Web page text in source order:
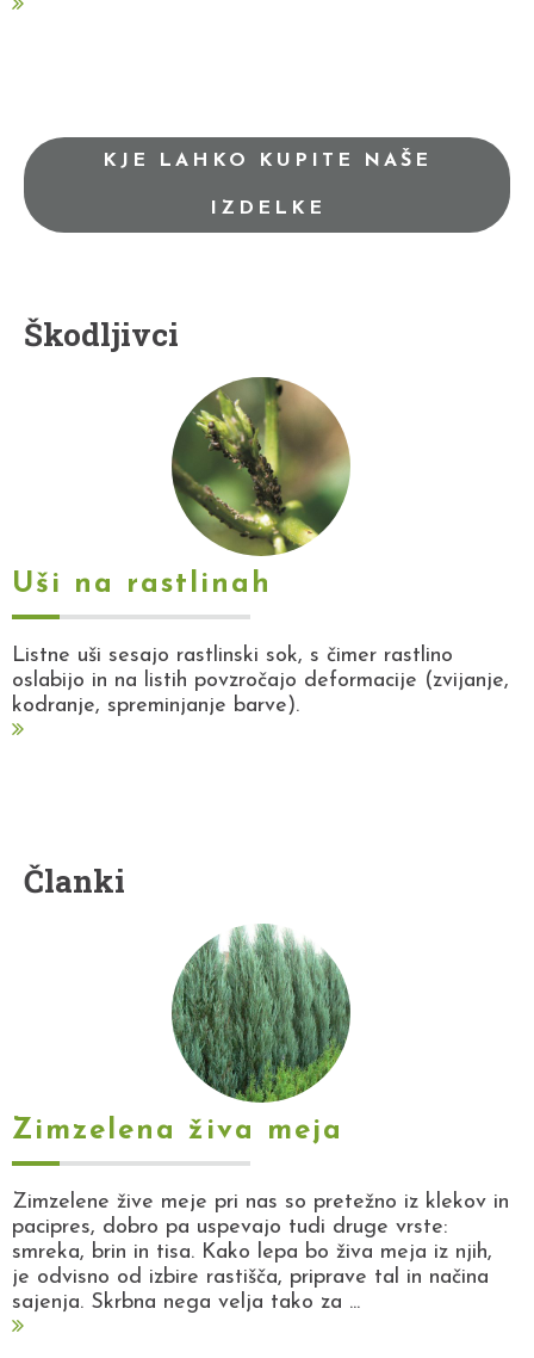
KJE LAHKO KUPITE NAŠE
IZDELKE
Škodljivci
Uši na rastlinah
Listne uši sesajo rastlinski sok, s čimer rastlino
oslabijo in na listih povzročajo deformacije (zvijanje,
kodranje, spreminjanje barve).
Članki
Zimzelena živa meja
Zimzelene žive meje pri nas so pretežno iz klekov in
pacipres, dobro pa uspevajo tudi druge vrste:
smreka, brin in tisa. Kako lepa bo živa meja iz njih,
je odvisno od izbire rastišča, priprave tal in načina
sajenja. Skrbna nega velja tako za ...